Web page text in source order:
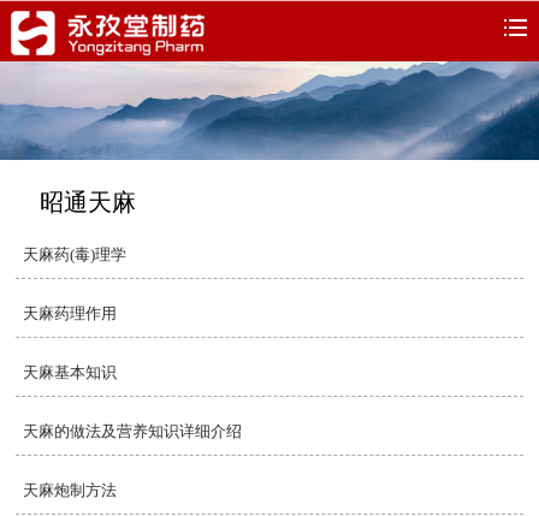
昭通天麻
天麻药(毒)理学
天麻药理作用
天麻基本知识
天麻的做法及营养知识详细介绍
天麻炮制方法